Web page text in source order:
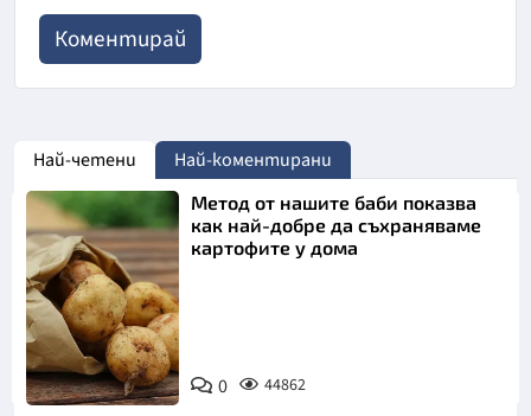
Най-четени Най-коментирани
Снимка:
Пиксабей
Метод от нашите баби показва
как най-добре да съхраняваме
картофите у дома
0 44862